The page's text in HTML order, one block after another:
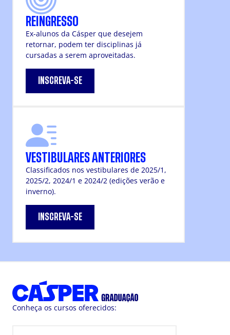
REINGRESSO
Ex-alunos da Cásper que desejem
retornar, podem ter disciplinas já
cursadas a serem aproveitadas.
INSCREVA-SE
VESTIBULARES ANTERIORES
Classificados nos vestibulares de 2025/1,
2025/2, 2024/1 e 2024/2 (edições verão e
inverno).
INSCREVA-SE
Conheça os cursos oferecidos: